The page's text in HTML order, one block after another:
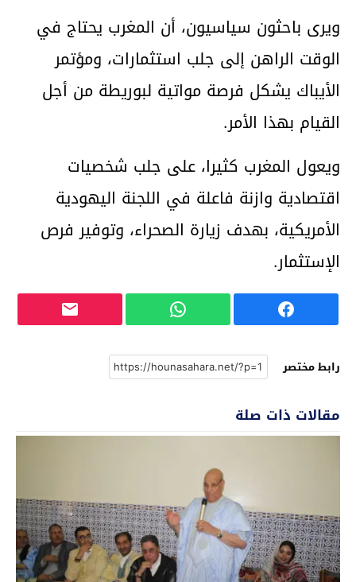
ويرى باحثون سياسيون، أن المغرب يحتاج في
الوقت الراهن إلى جلب استثمارات، ومؤتمر
الأيباك يشكل فرصة مواتية لبوريطة من أجل
القيام بهذا الأمر.
ويعول المغرب كثيرا، على جلب شخصيات
اقتصادية وازنة فاعلة في اللجنة اليهودية
الأمريكية، بهدف زيارة الصحراء، وتوفير فرص
الإستثمار.
رابط مختصر
مقالات ذات صلة